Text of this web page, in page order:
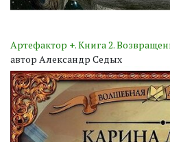
Артефактор +. Книга 2.
автор Александр Седых